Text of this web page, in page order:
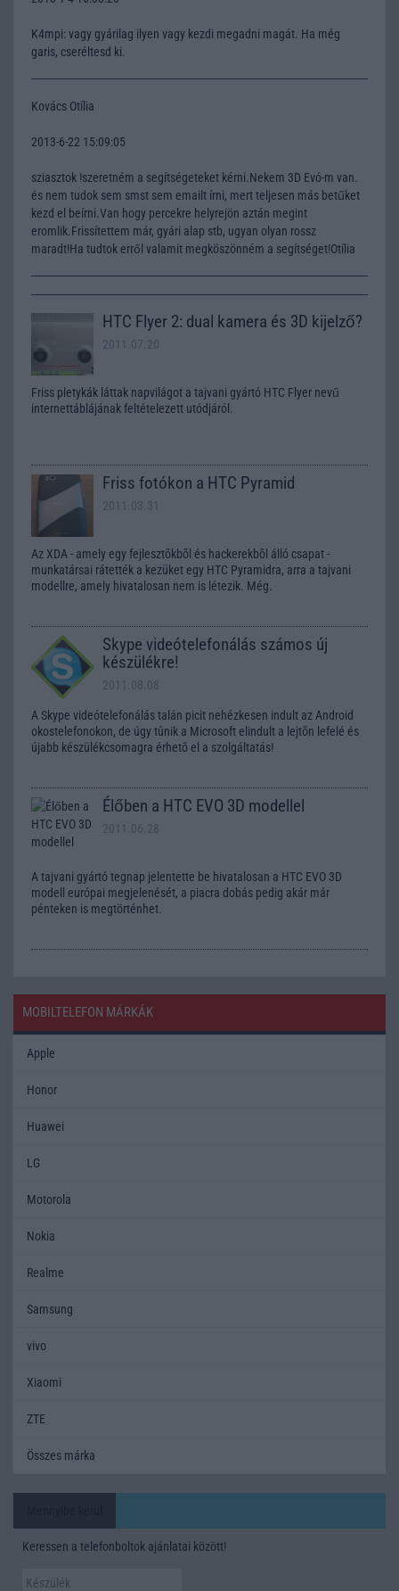
K4mpi: vagy gyárilag ilyen vagy kezdi megadni magát. Ha még
garis, cseréltesd ki.
Kovács Otília
2013-6-22 15:09:05
sziasztok !szeretném a segítségeteket kérni.Nekem 3D Evó-m van.
és nem tudok sem smst sem emailt írni, mert teljesen más betűket
kezd el beírni.Van hogy percekre helyrejön aztán megint
eromlik.Frissítettem már, gyári alap stb, ugyan olyan rossz
maradt!Ha tudtok erről valamit megköszönném a segítséget!Otília
HTC Flyer 2: dual kamera és 3D kijelző?
2011.07.20
Friss pletykák láttak napvilágot a tajvani gyártó HTC Flyer nevű
internettáblájának feltételezett utódjáról.
Friss fotókon a HTC Pyramid
2011.03.31
Az XDA - amely egy fejlesztõkbõl és hackerekbõl álló csapat -
munkatársai rátették a kezüket egy HTC Pyramidra, arra a tajvani
modellre, amely hivatalosan nem is létezik. Még.
Skype videótelefonálás számos új
készülékre!
2011.08.08
A Skype videótelefonálás talán picit nehézkesen indult az Android
okostelefonokon, de úgy tûnik a Microsoft elindult a lejtõn lefelé és
újabb készülékcsomagra érhetõ el a szolgáltatás!
Élőben a HTC EVO 3D modellel
2011.06.28
A tajvani gyártó tegnap jelentette be hivatalosan a HTC EVO 3D
modell európai megjelenését, a piacra dobás pedig akár már
pénteken is megtörténhet.
MOBILTELEFON MÁRKÁK
Apple
Honor
Huawei
LG
Motorola
Nokia
Realme
Samsung
vivo
Xiaomi
ZTE
Összes márka
Keressen a telefonboltok ajánlatai között!